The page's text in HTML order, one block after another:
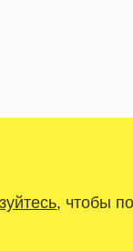
, чтобы